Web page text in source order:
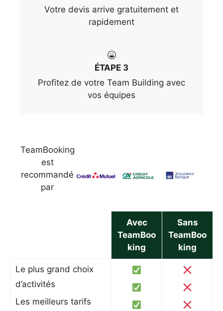
Votre devis arrive gratuitement et
rapidement
ÉTAPE 3
Profitez de votre Team Building avec
vos équipes
TeamBooking
est
recommandé
par
Avec
TeamBoo
king
Sans
TeamBoo
king
Le plus grand choix
d’activités
Les meilleurs tarifs